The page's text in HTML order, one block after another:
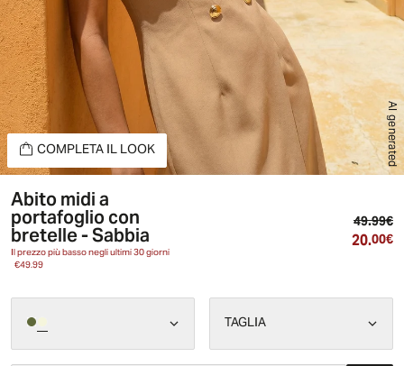
AI generated
COMPLETA IL LOOK
Abito midi a
portafoglio con
bretelle - Sabbia
Il prezzo più basso negli ultimi 30 giorni
€49.99
49.99€
20.00€
TAGLIA